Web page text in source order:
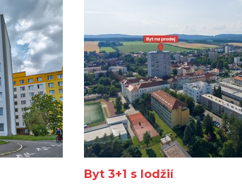
Byt 3+1 s lodžií